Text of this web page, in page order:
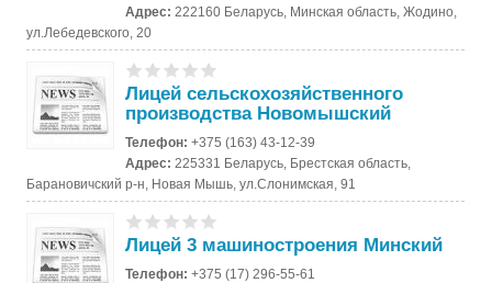
Адрес: 222160 Беларусь, Минская область, Жодино,
ул.Лебедевского, 20
Лицей сельскохозяйственного
производства Новомышский
Телефон:+375 (163) 43-12-39
Адрес: 225331 Беларусь, Брестская область,
Барановичский р-н, Новая Мышь, ул.Слонимская, 91
Лицей 3 машиностроения Минский
Телефон:+375 (17) 296-55-61